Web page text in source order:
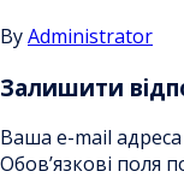
ByAdministrator
Залишити
Ваша e-mail
Обов’язкові поля